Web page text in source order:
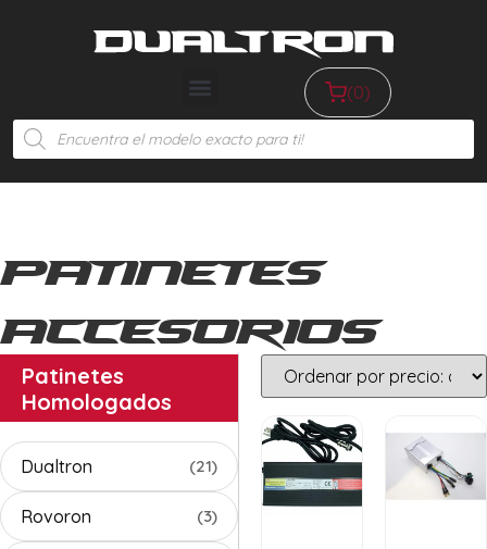
(0)
Patinetes
Accesorios
Patinetes
Homologados
Dualtron (21)
Rovoron (3)